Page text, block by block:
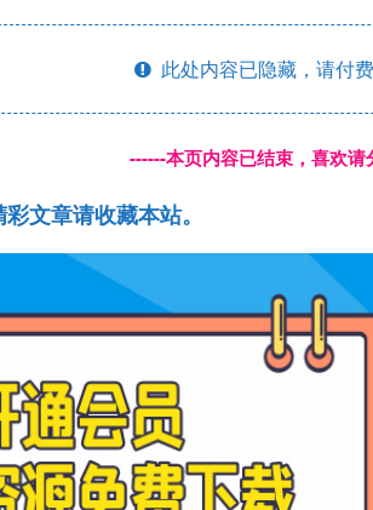
此处内容已隐藏，请付
------本页内容已结束，喜欢请
文章请收藏本站。